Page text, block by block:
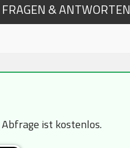
FRAGEN & ANTWORTEN
ist kostenlos.